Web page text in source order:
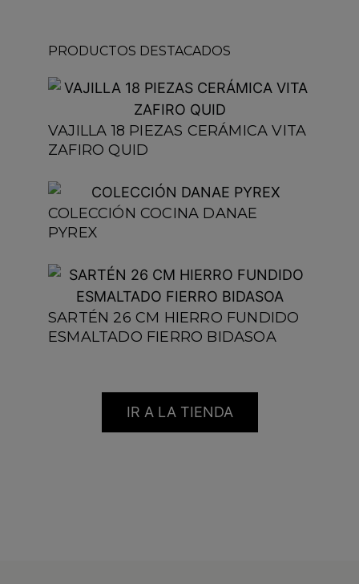
PRODUCTOS DESTACADOS
VAJILLA 18 PIEZAS CERÁMICA VITA
ZAFIRO QUID
COLECCIÓN COCINA DANAE
PYREX
SARTÉN 26 CM HIERRO FUNDIDO
ESMALTADO FIERRO BIDASOA
IR A LA TIENDA